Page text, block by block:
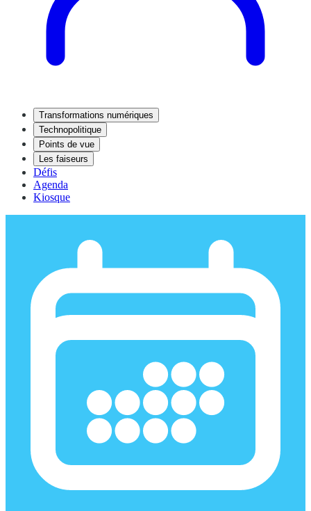
Transformations numériques
Technopolitique
Points de vue
Les faiseurs
Défis
Agenda
Kiosque